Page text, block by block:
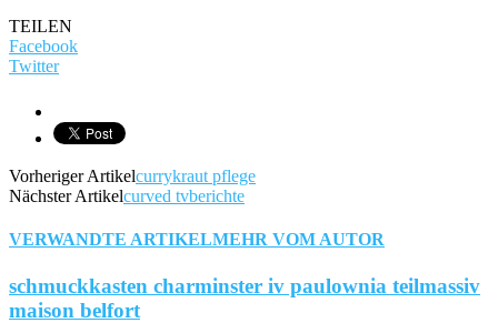
TEILEN
Facebook
Twitter
Vorheriger Artikelcurrykraut pflege
Nächster Artikelcurved tvberichte
VERWANDTE ARTIKELMEHR VOM AUTOR
schmuckkasten charminster iv paulownia teilmassiv
maison belfort